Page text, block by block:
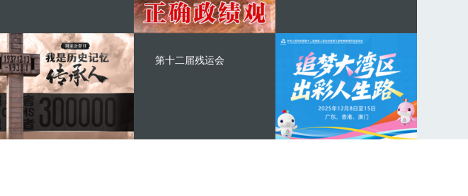
第十二届残运会